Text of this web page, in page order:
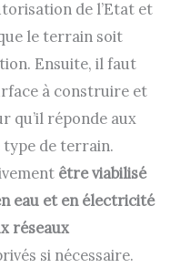
de l’Etat et
le terrain soit
Ensuite, il faut
à construire et
qu’il réponde aux
type de terrain.
être viabilisé
eau et en électricité
réseaux
si nécessaire.